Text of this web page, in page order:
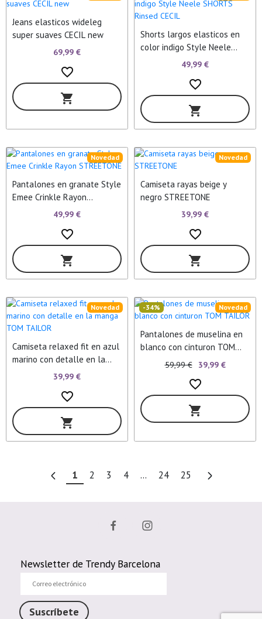
Jeans elasticos wideleg
super suaves CECIL new
69,99 €
favorite_border
shopping_cart
Shorts largos elasticos en
color indigo Style Neele
SHORTS Rinsed CECIL
49,99 €
favorite_border
shopping_cart
Pantalones en granate Style
Emee Crinkle Rayon
STREETONE
Novedad
49,99 €
favorite_border
shopping_cart
Camiseta rayas beige y
negro STREETONE
Novedad
39,99 €
favorite_border
shopping_cart
Camiseta relaxed fit en azul
marino con detalle en la
manga TOM TAILOR
Novedad
39,99 €
favorite_border
shopping_cart
Pantalones de muselina en
blanco con cinturon TOM
TAILOR
Novedad
-34%
59,99 € 39,99 €
favorite_border
shopping_cart
1 2 3 4 ... 24 25
Newsletter de Trendy Barcelona
electrónico
Suscríbete